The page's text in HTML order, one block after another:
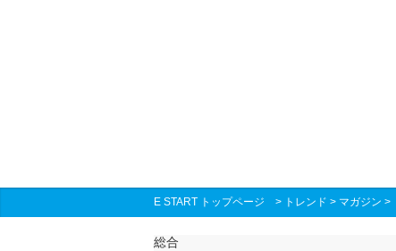
E START トップページ > トレンド > マガジン >
総合